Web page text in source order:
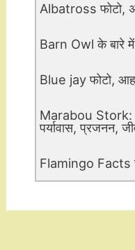
Albatross फोटो,
Barn Owl के बारे
Blue jay फोटो,
Marabou Stork:
पर्यावास, प्रजनन,
Flamingo Facts